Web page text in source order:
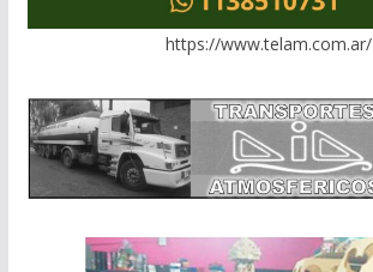
https://www.telam.com.ar/